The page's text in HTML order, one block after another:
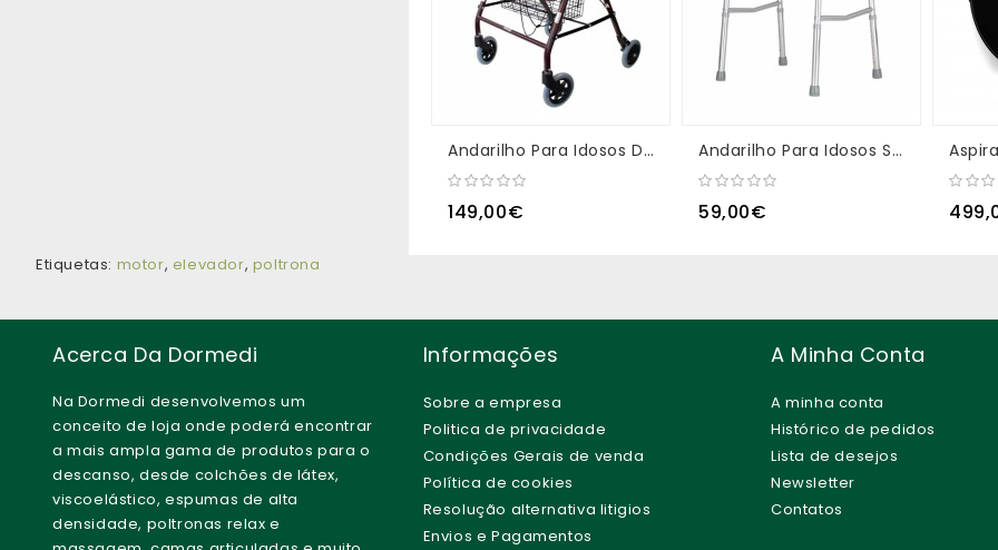
Andarilho Para Idosos Dobrável
149,00€
Andarilho Para Idosos Sem Rodas
59,00€
Etiquetas: motor, elevador, poltrona
Acerca Da Dormedi
Na Dormedi desenvolvemos um
conceito de loja onde poderá encontrar
a mais ampla gama de produtos para o
descanso, desde colchões de látex,
viscoelástico, espumas de alta
densidade, poltronas relax e
Informações
Sobre a empresa
Politica de privacidade
Condições Gerais de venda
Política de cookies
Resolução alternativa litigios
Envios e Pagamentos
A Minha Conta
A minha conta
Histórico de pedidos
Lista de desejos
Newsletter
Contatos